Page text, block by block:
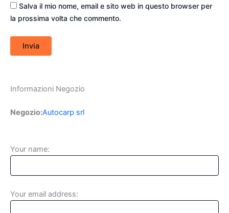
Salva il mio nome, email e sito web in questo browser per
la prossima volta che commento.
Informazioni Negozio
Negozio:Autocarp srl
Your name:
Your email address: